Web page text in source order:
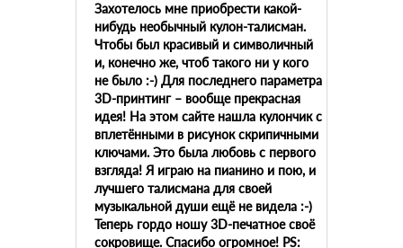
Захотелось мне приобрести какой-
нибудь необычный кулон-талисман.
Чтобы был красивый и символичный
и, конечно же, чтоб такого ни у кого
не было :-) Для последнего параметра
3D-принтинг – вообще прекрасная
идея! На этом сайте нашла кулончик с
вплетёнными в рисунок скрипичными
ключами. Это была любовь с первого
взгляда! Я играю на пианино и пою, и
лучшего талисмана для своей
музыкальной души ещё не видела :-)
Теперь гордо ношу 3D-печатное своё
сокровище. Спасибо огромное! PS: